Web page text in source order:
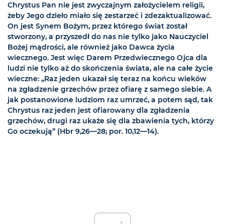
Chrystus Pan nie jest zwyczajnym założycielem religii,
żeby Jego dzieło miało się zestarzeć i zdezaktualizować.
On jest Synem Bożym, przez którego świat został
stworzony, a przyszedł do nas nie tylko jako Nauczyciel
Bożej mądrości, ale również jako Dawca życia
wiecznego. Jest więc Darem Przedwiecznego Ojca dla
ludzi nie tylko aż do skończenia świata, ale na całe życie
wieczne: „Raz jeden ukazał się teraz na końcu wieków
na zgładzenie grzechów przez ofiarę z samego siebie. A
jak postanowione ludziom raz umrzeć, a potem sąd, tak
Chrystus raz jeden jest ofiarowany dla zgładzenia
grzechów, drugi raz ukaże się dla zbawienia tych, którzy
Go oczekują” (Hbr 9,26—28; por. 10,12—14).